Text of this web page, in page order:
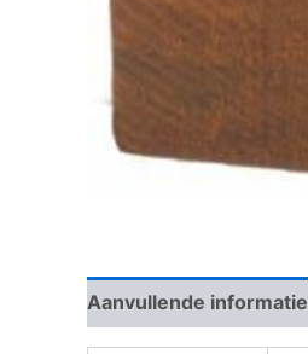
Aanvullende informatie